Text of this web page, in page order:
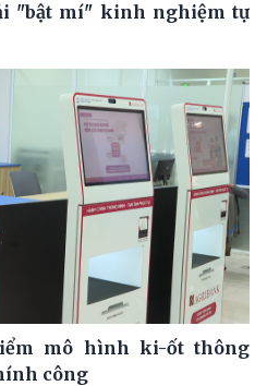
"bật mí" kinh nghiệm tự
mô hình ki-ốt thông
công